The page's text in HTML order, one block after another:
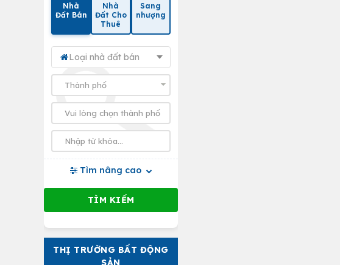
Nhà
Đất Bán
Nhà
Đất Cho
Thuê
Sang
nhượng
Loại nhà đất bán
Tìm nâng cao
THỊ TRƯỜNG BẤT ĐỘNG
SẢN